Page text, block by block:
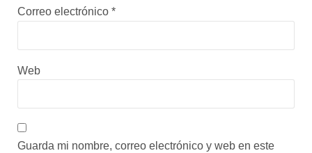
Correo electrónico *
Web
Guarda mi nombre, correo electrónico y web en este